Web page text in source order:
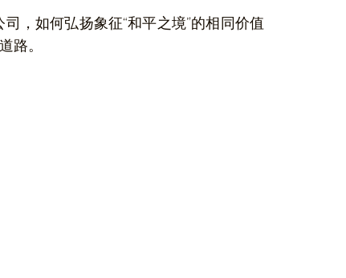
，如何弘扬象征“和平之境”的相同价值
路。